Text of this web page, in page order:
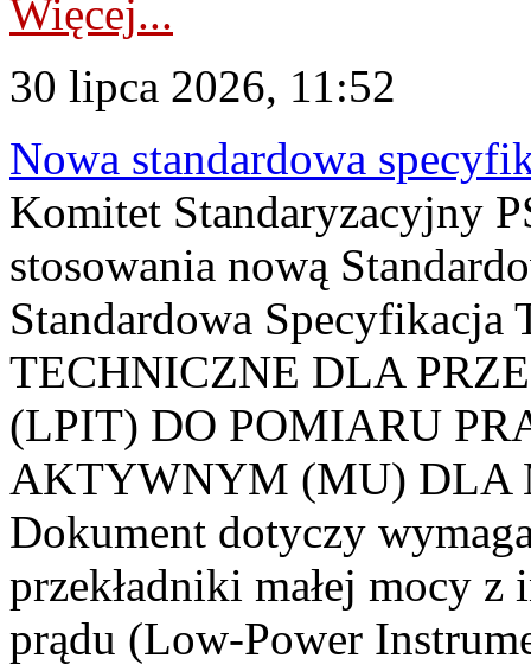
Więcej...
30 lipca 2026, 11:52
Nowa standardowa
Komitet Standaryzacyjny
stosowania nową
Standardowa
TECHNICZNE DLA
(LPIT) DO POMIARU
AKTYWNYM (MU) DLA
Dokument dotyczy
przekładniki małej mocy
prądu (Low-Power